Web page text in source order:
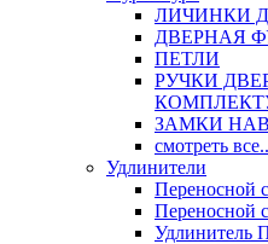
ЛИЧИНКИ
ДВЕРНАЯ
ПЕТЛИ
РУЧКИ
ЗАМКИ
смотреть
Удлинители
Переносной
Переносной
Удлинитель